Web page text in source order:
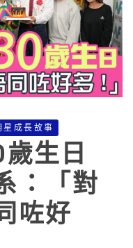
星成長故事
歲生日
：「對
咗好